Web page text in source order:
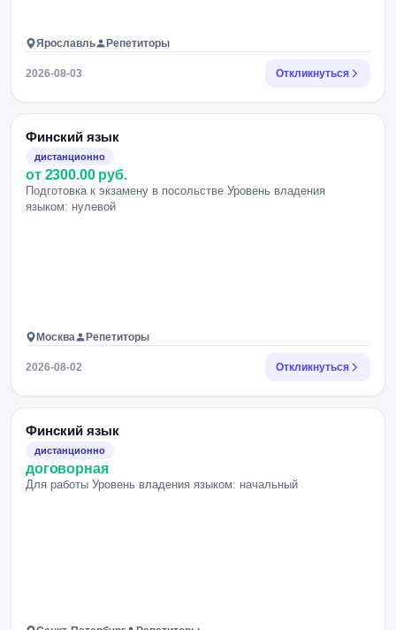
Ярославль Репетиторы
2026-08-03 Откликнуться
Финский язык
дистанционно
от 2300.00 руб.
Подготовка к экзамену в посольстве Уровень владения
языком: нулевой
Москва Репетиторы
2026-08-02 Откликнуться
Финский язык
дистанционно
договорная
Для работы Уровень владения языком: начальный